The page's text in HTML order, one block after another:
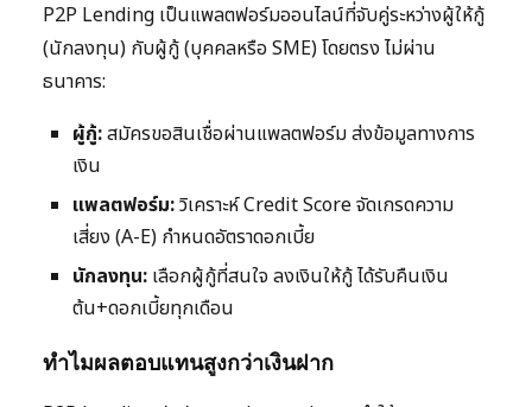
P2P Lending เป็นแพลตฟอร์มออนไลน์ที่จับคู่ระหว่างผู้ให้กู้
(นักลงทุน) กับผู้กู้ (บุคคลหรือ SME) โดยตรง ไม่ผ่าน
ธนาคาร:
ผู้กู้:สมัครขอสินเชื่อผ่านแพลตฟอร์ม ส่งข้อมูลทางการ
เงิน
แพลตฟอร์ม:วิเคราะห์ Credit Score จัดเกรดความ
เสี่ยง (A-E) กำหนดอัตราดอกเบี้ย
นักลงทุน: เลือกผู้กู้ที่สนใจ ลงเงินให้กู้ ได้รับคืนเงิน
ต้น+ดอกเบี้ยทุกเดือน
ทำไมผลตอบแทนสูงกว่าเงินฝาก